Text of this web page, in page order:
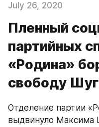
July 26, 2020
Пленный
партийных
«Родина»
свободу
Отделение партии
выдвинуло Максима